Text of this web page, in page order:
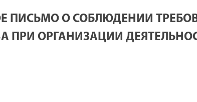
ПИСЬМО О СОБЛЮДЕНИИ
ПРИ ОРГАНИЗАЦИИ